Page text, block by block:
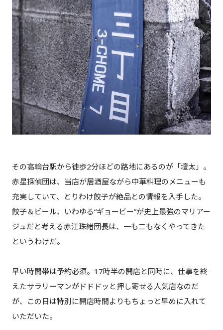
その高輪台駅から徒歩2分ほどの路地にあるのが「壇太」。
赤星探偵団は、当店が居酒屋ながら中華料理のメニューも
充実していて、とりわけ餃子が絶品との情報を入手した。
餃子＆ビール、いわゆる“ギョービー”が史上最強のマリアー
ジュだと考える赤江珠緒団長は、一も二もなくやってきた
というわけだ。
早い時間帯は予約必須。17時半の開店と同時に、仕事を終
えたサラリーマンがドドドッと押し寄せる人気店なのだ
が、この日は特別に開店時間よりもちょっと早めに入れて
いただいた。